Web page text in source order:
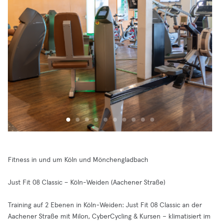
Fitness in und um Köln und Mönchengladbach
Just Fit 08 Classic – Köln-Weiden (Aachener Straße)
Training auf 2 Ebenen in Köln-Weiden: Just Fit 08 Classic an der
Aachener Straße mit Milon, CyberCycling & Kursen – klimatisiert im